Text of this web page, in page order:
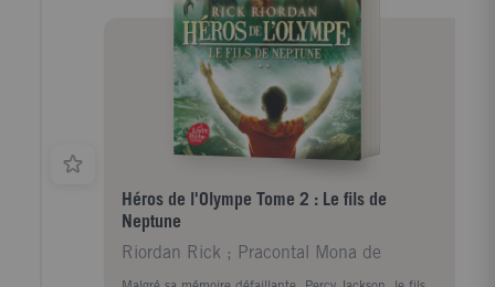
Héros de l'Olympe Tome 2 : Le fils de
Neptune
Riordan Rick ; Pracontal Mona de